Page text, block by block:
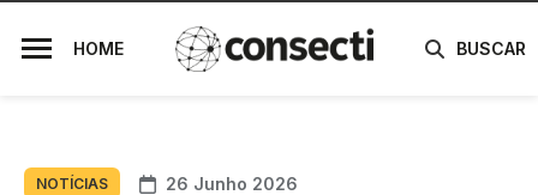
HOME BUSCAR
NOTÍCIAS 26 Junho 2026